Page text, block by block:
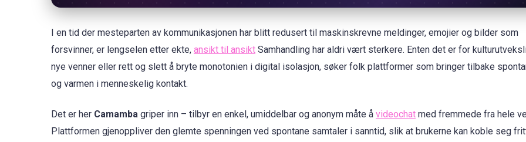
I en tid der mesteparten av kommunikasjonen har blitt redusert til maskinskrevne meldinger, emojier og bilder som
forsvinner, er lengselen etter ekte, ansikt til ansikt Samhandling har aldri vært sterkere. Enten det er for
nye venner eller rett og slett å bryte monotonien i digital isolasjon, søker folk plattformer som bringer tilbake
og varmen i menneskelig kontakt.
Det er her Camamba griper inn – tilbyr en enkel, umiddelbar og anonym måte å videochat med fremmede fra hele
Plattformen gjenoppliver den glemte spenningen ved spontane samtaler i sanntid, slik at brukerne kan koble seg